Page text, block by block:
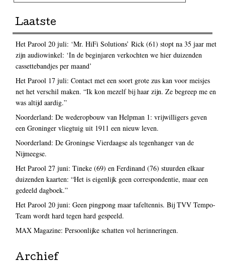
Laatste
Het Parool 20 juli: ‘Mr. HiFi Solutions’ Rick (61) stopt na 35 jaar met
zijn audiowinkel: ‘In de beginjaren verkochten we hier duizenden
cassettebandjes per maand’
Het Parool 17 juli: Contact met een soort grote zus kan voor meisjes
net het verschil maken. “Ik kon mezelf bij haar zijn. Ze begreep me en
was altijd aardig.”
Noorderland: De wederopbouw van Helpman 1: vrijwilligers geven
een Groninger vliegtuig uit 1911 een nieuw leven.
Noorderland: De Groningse Vierdaagse als tegenhanger van de
Nijmeegse.
Het Parool 27 juni: Tineke (69) en Ferdinand (76) stuurden elkaar
duizenden kaarten: “Het is eigenlijk geen correspondentie, maar een
gedeeld dagboek.”
Het Parool 20 juni: Geen pingpong maar tafeltennis. Bij TVV Tempo-
Team wordt hard tegen hard gespeeld.
MAX Magazine: Persoonlijke schatten vol herinneringen.
Archief